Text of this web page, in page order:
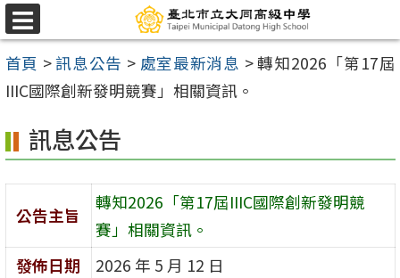
跳
至
主
要
容
區
選
單
首頁 >訊息公告 > 處室最新消息 >轉知2026「第17屆
IIIC國際創新發明競賽」相關資訊。
訊息公告
公告主旨
轉知2026「第17屆IIIC國際創新發明競
賽」相關資訊。
發佈日期
2026 年 5 月 12 日